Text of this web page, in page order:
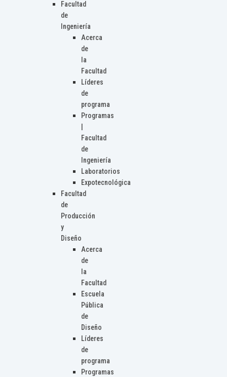
Facultad
de
Ingeniería
Acerca
de
la
Facultad
Líderes
de
programa
Programas
Facultad
de
Ingeniería
Laboratorios
Expotecnológica
Facultad
de
Producción
y
Diseño
Acerca
de
la
Facultad
Escuela
Pública
de
Diseño
Líderes
de
programa
Programas